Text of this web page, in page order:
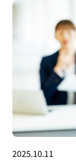
2025.10.11